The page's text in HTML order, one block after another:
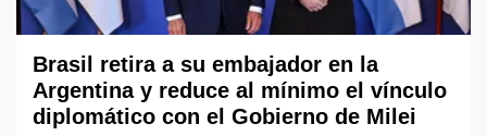
Brasil retira a su embajador en la
Argentina y reduce al mínimo el vínculo
diplomático con el Gobierno de Milei